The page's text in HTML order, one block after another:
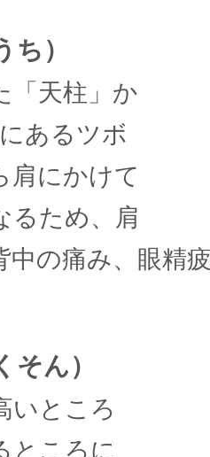
ち）
「天柱」か
あるツボ
肩にかけて
るため、肩
中の痛み、眼精
そん）
いところ
ところに